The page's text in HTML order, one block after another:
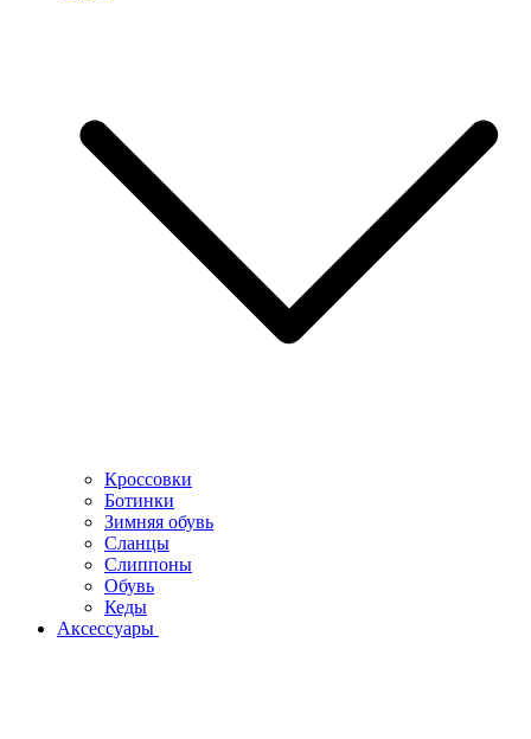
Кроссовки
Ботинки
Зимняя обувь
Сланцы
Слиппоны
Обувь
Кеды
Аксессуары